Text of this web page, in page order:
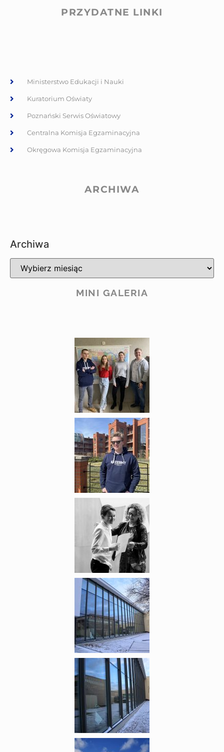
PRZYDATNE LINKI
Ministerstwo Edukacji i Nauki
Kuratorium Oświaty
Poznański Serwis Oświatowy
Centralna Komisja Egzaminacyjna
Okręgowa Komisja Egzaminacyjna
ARCHIWA
Archiwa
MINI GALERIA